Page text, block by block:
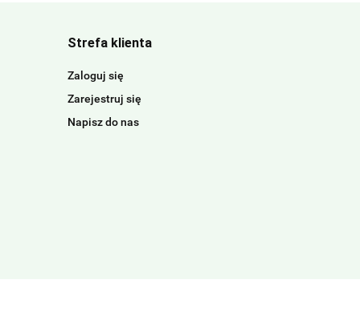
Strefa klienta
Zaloguj się
Zarejestruj się
Napisz do nas